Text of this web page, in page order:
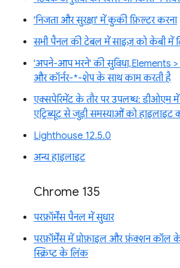
'निजता और सुरक्षा' में कुकी फ़िल्टर करना
सभी पैनल की टेबल में साइज़ को केबी में
'अपने-आप भरने' की सुविधा, Elements >
और कॉर्नर-*-शेप के साथ काम करती है
एक्सपेरिमेंट के तौर पर उपलब्ध: डीओएम
एट्रिब्यूट से जुड़ी समस्याओं को हाइलाइट
Lighthouse 12.5.0
अन्य हाइलाइट
Chrome 135
परफ़ॉर्मेंस पैनल में सुधार
परफ़ॉर्मेंस में प्रोफ़ाइल और फ़ंक्शन कॉल
स्क्रिप्ट के लिंक